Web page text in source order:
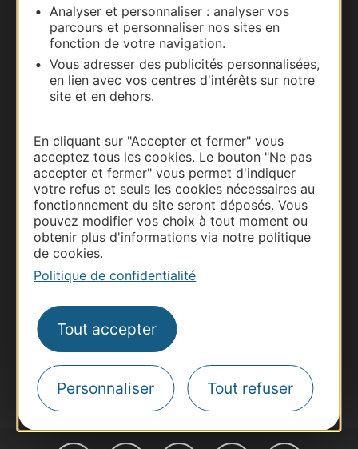
Analyser et personnaliser : analyser vos
parcours et personnaliser nos sites en
fonction de votre navigation.
Vous adresser des publicités personnalisées,
en lien avec vos centres d'intérêts sur notre
site et en dehors.
En cliquant sur "Accepter et fermer" vous
acceptez tous les cookies. Le bouton "Ne pas
accepter et fermer" vous permet d'indiquer
votre refus et seuls les cookies nécessaires au
fonctionnement du site seront déposés. Vous
pouvez modifier vos choix à tout moment ou
obtenir plus d'informations via notre politique
de cookies.
Politique de confidentialité
Tout accepter
Personnaliser Tout refuser
Thermalisme
Business/Mice
Pros d'Occitanie
Site presse et d'influence
Voyagistes
Inscrivez-vous à la lettre d'information
Destination Occitanie pour recevoir des
suggestions de séjours, de visites et de sorties.
Je m'abonne